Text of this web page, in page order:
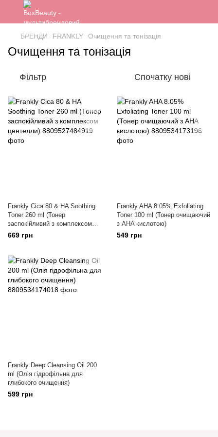
БРЕНДИ FRANKLY Очищення та тонізація
Очищення та тонізація
Фільтр Спочатку нові
Frankly Cica 80 & HA Soothing
Toner 260 ml (Тонер
заспокійливий з комплексом
центелли)
669 грн
Frankly AHA 8.05% Exfoliating
Toner 100 ml (Тонер очищаючий
з AHA кислотою)
549 грн
Frankly Deep Cleansing Oil 200
ml (Олія гідрофільна для
глибокого очищення)
599 грн